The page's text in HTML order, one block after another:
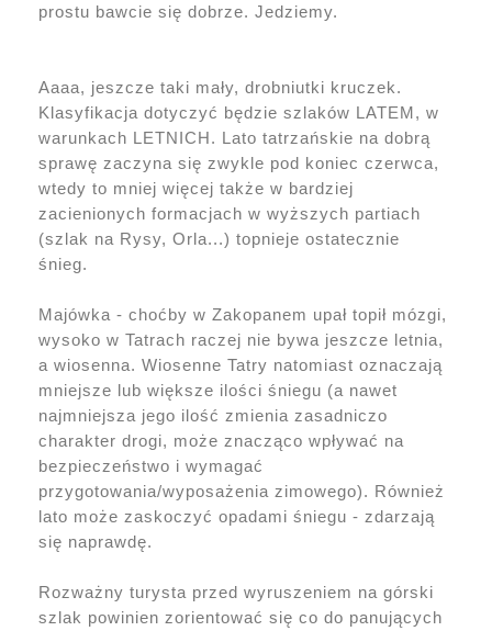
prostu bawcie się dobrze. Jedziemy.
Aaaa, jeszcze taki mały, drobniutki kruczek.
Klasyfikacja dotyczyć będzie szlaków LATEM, w
warunkach LETNICH. Lato tatrzańskie na dobrą
sprawę zaczyna się zwykle pod koniec czerwca,
wtedy to mniej więcej także w bardziej
zacienionych formacjach w wyższych partiach
(szlak na Rysy, Orla...) topnieje ostatecznie
śnieg.
Majówka - choćby w Zakopanem upał topił mózgi,
wysoko w Tatrach raczej nie bywa jeszcze letnia,
a wiosenna. Wiosenne Tatry natomiast oznaczają
mniejsze lub większe ilości śniegu (a nawet
najmniejsza jego ilość zmienia zasadniczo
charakter drogi, może znacząco wpływać na
bezpieczeństwo i wymagać
przygotowania/wyposażenia zimowego). Również
lato może zaskoczyć opadami śniegu - zdarzają
się naprawdę.
Rozważny turysta przed wyruszeniem na górski
szlak powinien zorientować się co do panujących